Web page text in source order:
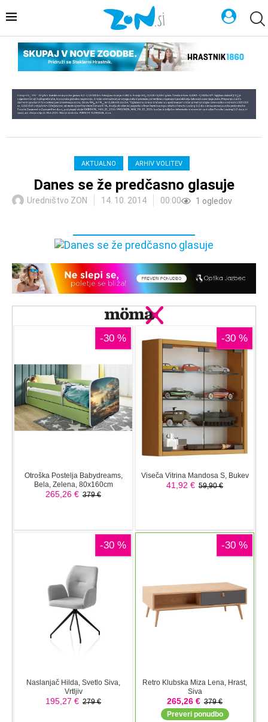
AKTUALNO ARHIV VOLITEV
Danes se že predčasno glasuje
Uredništvo ZON 14. 10. 2014 00:00 1 ogledov